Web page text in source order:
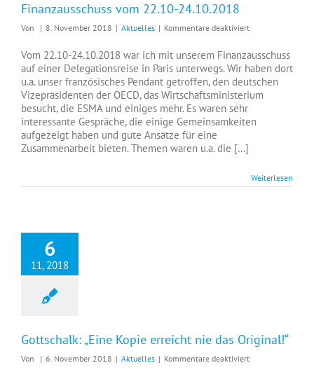
Finanzausschuss vom 22.10-24.10.2018
Von | 8. November 2018 | Aktuelles | Kommentare deaktiviertfür
nach
Paris
mit
22.10-
Vom 22.10-24.10.2018 war ich mit unserem Finanzausschuss
auf einer Delegationsreise in Paris unterwegs. Wir haben dort
u.a. unser französisches Pendant getroffen, den deutschen
Vizepräsidenten der OECD, das Wirtschaftsministerium
besucht, die ESMA und einiges mehr. Es waren sehr
interessante Gespräche, die einige Gemeinsamkeiten
aufgezeigt haben und gute Ansätze für eine
Zusammenarbeit bieten. Themen waren u.a. die [...]
Weiterlesen
6
11, 2018
Gottschalk: „Eine Kopie erreicht nie das Original!“
Von | 6. November 2018 | Aktuelles | Kommentare deaktiviertfür